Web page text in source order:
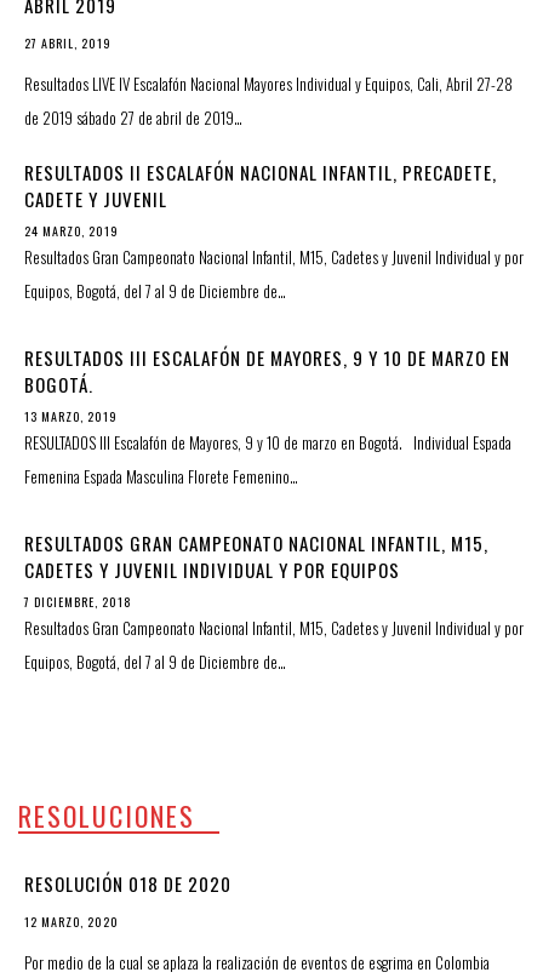
27 ABRIL, 2019
Resultados LIVE IV Escalafón Nacional Mayores Individual y Equipos, Cali, Abril 27-28
de 2019 sábado 27 de abril de 2019…
RESULTADOS II ESCALAFÓN NACIONAL INFANTIL, PRECADETE,
CADETE Y JUVENIL
24 MARZO, 2019
Resultados Gran Campeonato Nacional Infantil, M15, Cadetes y Juvenil Individual y por
Equipos, Bogotá, del 7 al 9 de Diciembre de…
RESULTADOS III ESCALAFÓN DE MAYORES, 9 Y 10 DE MARZO EN
BOGOTÁ.
13 MARZO, 2019
RESULTADOS III Escalafón de Mayores, 9 y 10 de marzo en Bogotá. Individual Espada
Femenina Espada Masculina Florete Femenino…
RESULTADOS GRAN CAMPEONATO NACIONAL INFANTIL, M15,
CADETES Y JUVENIL INDIVIDUAL Y POR EQUIPOS
7 DICIEMBRE, 2018
Resultados Gran Campeonato Nacional Infantil, M15, Cadetes y Juvenil Individual y por
Equipos, Bogotá, del 7 al 9 de Diciembre de…
RESOLUCIONES
RESOLUCIÓN 018 DE 2020
12 MARZO, 2020
Por medio de la cual se aplaza la realización de eventos de esgrima en Colombia